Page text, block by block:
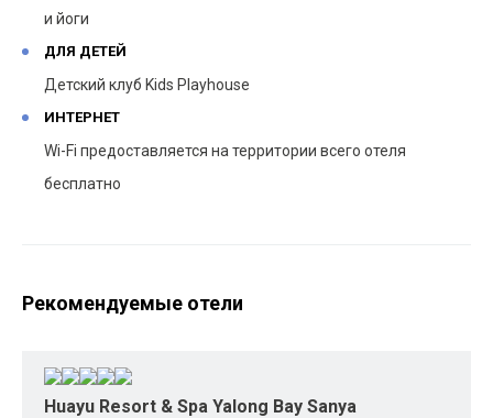
и йоги
ДЛЯ ДЕТЕЙ
Детский клуб Kids Playhouse
ИНТЕРНЕТ
Wi-Fi предоставляется на территории всего отеля
бесплатно
Рекомендуемые отели
Huayu Resort & Spa Yalong Bay Sanya